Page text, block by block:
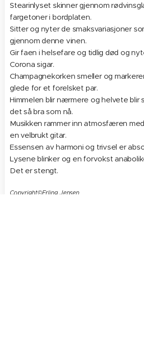
Stearinlyset skinner gjennom
fargetoner i bordplaten.
Sitter og nyter de smaksvariasjoner
gjennom denne vinen.
Gir faen i helsefare og tidlig død og
Corona sigar.
Champagnekorken smeller og
glede for et forelsket par.
Himmelen blir nærmere og helvete blir
det så bra som nå.
Musikken rammer inn atmosfæren
en velbrukt gitar.
Essensen av harmoni og trivsel er
Lysene blinker og en forvokst
Det er stengt.
Copyright©Erling Jensen